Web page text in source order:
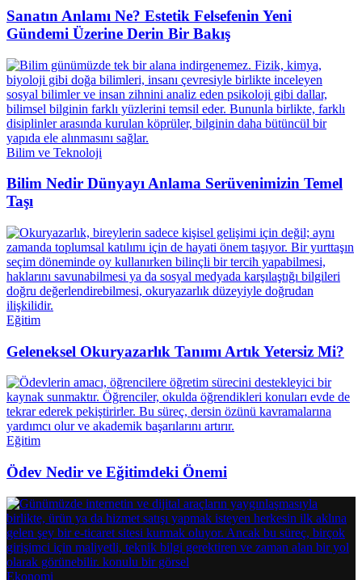
Sanatın Anlamı Ne? Estetik Felsefenin Yeni
Gündemi Üzerine Derin Bir Bakış
Bilim ve Teknoloji
Bilim Nedir Dünyayı Anlama Serüvenimizin Temel
Taşı
Eğitim
Geleneksel Okuryazarlık Tanımı Artık Yetersiz Mi?
Eğitim
Ödev Nedir ve Eğitimdeki Önemi
Ekonomi